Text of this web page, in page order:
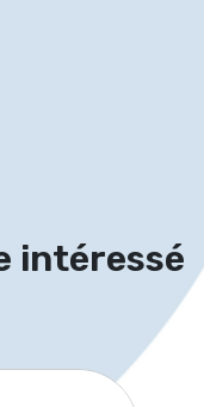
intéressé